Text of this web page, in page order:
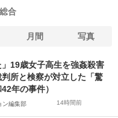
総合
月間 写真
」19歳女子高生を強姦殺害
所と検察が対立した「驚
年の事件）
ン編集部 14時間前